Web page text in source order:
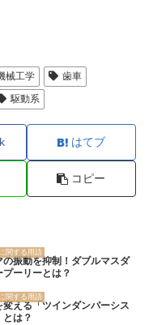
械工学
歯車
駆動系
はてブ
コピー
関する用語
の振動を抑制！ダブルマスダ
プーリーとは？
関する用語
変える「ツインダンパーシス
とは？